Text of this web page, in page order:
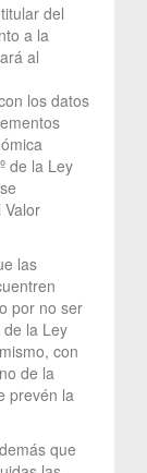
del
a la
al
los datos
de la Ley
las
por no ser
la Ley
con
de la
prevén la
que